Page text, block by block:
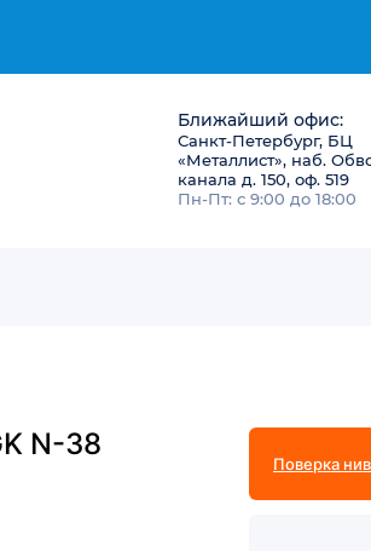
Ближайший офис:
Санкт-Петербург, БЦ
«Металлист», наб.
канала д. 150, оф. 519
Пн-Пт: с 9:00 до 18:00
N-38
Поверка